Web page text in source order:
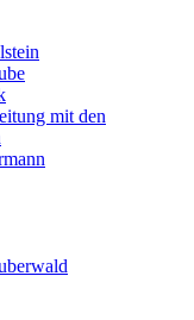
mit den